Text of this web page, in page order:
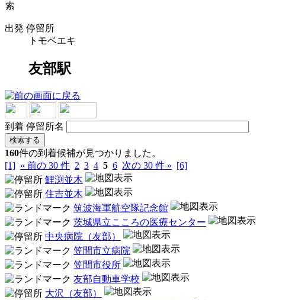
出発 停留所
トモベエキ
友部駅
到着 停留所名
検索する
160件の到着候補が見つかりました。
[1] « 前の 30 件 2 3 4 5 6 次の 30 件 » [6]
鯉渕並木
住吉並木
筑波海軍航空隊記念館
茨城県立こころの医療センター
中央病院（友部）
笠間市立病院
笠間市役所
友部自動車学校
大沢（友部）